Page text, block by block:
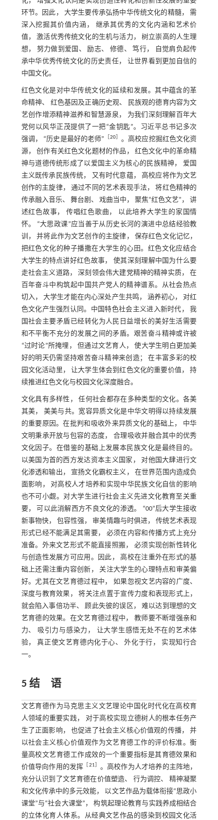
环节。因此， 大学生要传承弘扬中华传统文化的精髓， 需
深入挖掘其价值内涵， 继承其优秀的文化内涵和艺术价
值， 激活优秀传统文化的生机与活力， 树立崇高的人生理
想， 努力做到爱国、 励志、 修德、 笃行， 自觉肩负起传
承中华优秀传统文化的历史责任， 让世界看到更加自信的
中国文化。
红色文化是对中华传统文化的延续和发展。其中蕴含的革
命精神、 红色基因及正确历史观、 民族观的德育内容为文
艺创作增添精神滋养和智慧源泉， 为我们深刻理解百年大
党何以风华正茂提供了一把“金钥匙”。习近平总书记多次
强调， “历史是最好的老师”
20］ 。高校应挖掘红色文化资
源， 创作有关红色文化题材的作品， 红色文化中的革命精
神与道德传统形成了以爱国主义为核心的民族精神， 爱国
主义既传承民族传统， 又有时代意蕴， 高校应将作为文艺
创作的主旋律， 通过不同的艺术表现手法， 将红色精神的
传承融入音乐、 舞台剧、 戏曲当中， 聚焦“红色文艺”， 讲
述红色故事， 传唱红色歌曲， 以此培养大学生的家国情
怀。 “大思政课”应当善于从历史长河的演进中总结经验教
训， 并将此作为文艺创作的主旋律， 保存红色文化记忆，
把红色文化的种子播撒在大学生的心田。红色文化应结合
大学生的特点讲好红色故事， 使其深刻理解中国为什么要
走社会主义道路， 深刻领会伟大建党精神的精神实质， 在
百年奋斗中构筑起中国共产党人的精神谱系。从社会热点
切入， 大学生才能在内心深处产生共鸣， 涵养初心， 对红
色文化产生强烈认同。中国特色社会主义进入新时代， 我
国社会主要矛盾已经转化为人民日益增长的美好生活需要
和不平衡不充分的发展之间的矛盾。艰苦奋斗精神或许被
“过时论”所掩埋， 但通过文艺育人， 使大学生明白更加美
好的明天仍需坚持艰苦奋斗精神来创造； 在丰富多彩的校
园文化活动里， 让大学生体会到红色文化的重要价值， 持
续推进红色文化与校园文化深度融合。
文化具有多样性， 任何社会都存在多种类型的文化。各美
其美， 美美与共。宽容异质文化是中华文明得以持续发展
的重要原因。在批判和吸收外来异质文化的基础上， 中华
文明秉承开放与包容的态度， 合理吸收并融合其中的优秀
文化因子。在借鉴的基础上发展本民族文化是最终目的。
以美国为首的西方发达资本主义国家， 对他国大肆进行文
化渗透和输出， 宣扬文化霸权主义， 在世界范围内造成负
面影响， 对高校人才培养和实现中华民族文化自信的影响
也不可小觑。对大学生进行社会主义先进文化教育至关重
要， 可以此消解西方不良文化的渗透。 “00”后大学生接收
新事物快， 包容性强， 审美情趣与时俱进， 传统艺术表现
形式已经不能满足其需要， 必须在内容和传播方式上充分
准备。外来文艺形式不能直接照搬， 必须实现创新性转化
与创造性发展方可应用。因此， 高校在注重外在形式的基
础上还需注重内容创新， 关注大学生的心理特点和审美偏
好。尤其在文艺育德过程中， 如果忽视文艺内容的广度、
深度与教育效果， 将关注点置于宣传力度和表现形式上，
就会陷入事倍功半、 顾此失彼的误区， 难以达到理想的文
艺育德的效果。在文艺育德过程中， 教师要不断增强亲和
力、 吸引力与感染力， 让大学生感悟无处不在的艺术体
验， 真正使文艺育德内化于心、 外化于行， 实现知行合
一。
5 结 语
文艺育德作为马克思主义文艺理论中国化时代化在高校育
人领域的重要实践， 对于高校实现立德树人的根本任务产
生了正面影响， 也促进了社会主义核心价值观的传播， 并
以社会主义核心价值观作为文艺育德工作的评价标准。衡
量高校文艺育德工作成效的一个重要指标是其育德效果和
价值导向作用的发挥
21
。高校作为人才培养的主阵地，
充分认识到了文艺育德在价值塑造、 行为调控、 精神凝聚
和文化传承中的多元效能， 以文艺作品为载体衔接“思政小
课堂”与“社会大课堂”， 构筑起理论教育与实践养成相结合
的立体化育人体系。从经典文艺作品的感染到校园文化活